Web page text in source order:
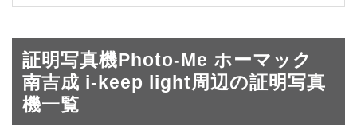
証明写真機Photo-Me ホーマック
南吉成 i-keep light周辺の証明写真
機一覧